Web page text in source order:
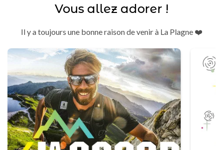
Vous allez adorer !
Il y a toujours une bonne raison de venir à La Plagne ❤️